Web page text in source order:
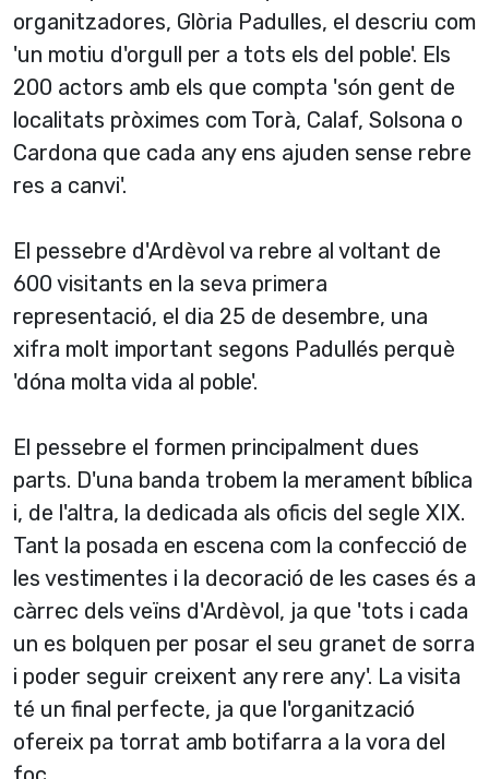
organitzadores, Glòria Padulles, el descriu com
'un motiu d'orgull per a tots els del poble'. Els
200 actors amb els que compta 'són gent de
localitats pròximes com Torà, Calaf, Solsona o
Cardona que cada any ens ajuden sense rebre
res a canvi'.
El pessebre d'Ardèvol va rebre al voltant de
600 visitants en la seva primera
representació, el dia 25 de desembre, una
xifra molt important segons Padullés perquè
'dóna molta vida al poble'.
El pessebre el formen principalment dues
parts. D'una banda trobem la merament bíblica
i, de l'altra, la dedicada als oficis del segle XIX.
Tant la posada en escena com la confecció de
les vestimentes i la decoració de les cases és a
càrrec dels veïns d'Ardèvol, ja que 'tots i cada
un es bolquen per posar el seu granet de sorra
i poder seguir creixent any rere any'. La visita
té un final perfecte, ja que l'organització
ofereix pa torrat amb botifarra a la vora del